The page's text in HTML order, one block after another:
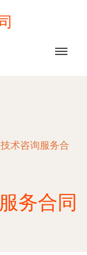
术咨询服务合
务合同